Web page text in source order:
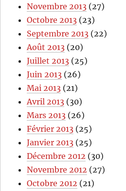
Novembre 2013 (27)
Octobre 2013 (23)
Septembre 2013 (22)
Août 2013 (20)
Juillet 2013 (25)
Juin 2013 (26)
Mai 2013 (21)
Avril 2013 (30)
Mars 2013 (26)
Février 2013 (25)
Janvier 2013 (25)
Décembre 2012 (30)
Novembre 2012 (27)
Octobre 2012 (21)